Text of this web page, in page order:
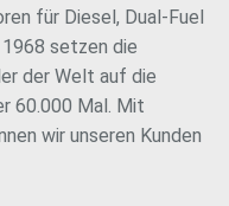
für Diesel, Dual-Fuel
setzen die
der Welt auf die
60.000 Mal. Mit
wir unseren Kunden